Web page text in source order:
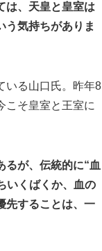
、天皇と皇室は
う気持ちがありま
いる山口氏。昨年8
こそ皇室と王室に
るが、伝統的に“血
いくばくか、血の
先することは、一